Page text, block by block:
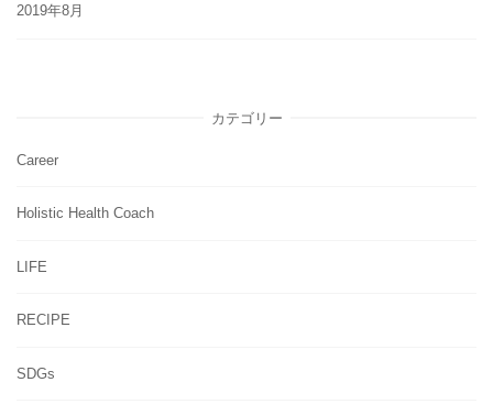
2019年8月
カテゴリー
Career
Holistic Health Coach
LIFE
RECIPE
SDGs